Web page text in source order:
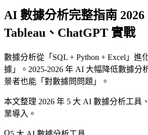
AI 數據分析完整指南 2026
Tableau、ChatGPT 實戰
數據分析從「 SQL + Python + Excel 」進
據 」。2025-2026 年 AI 大幅降低數據
景者也能「 對數據問問題 」。
本文整理 2026 年 5 大 AI 數據分析工具
業導入。